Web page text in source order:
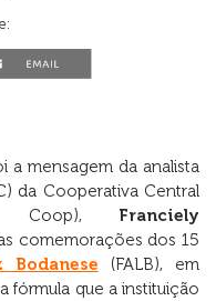
a mensagem da analista
da Cooperativa Central
Coop), Franciely
comemorações dos 15
Bodanese (FALB), em
fórmula que a instituição